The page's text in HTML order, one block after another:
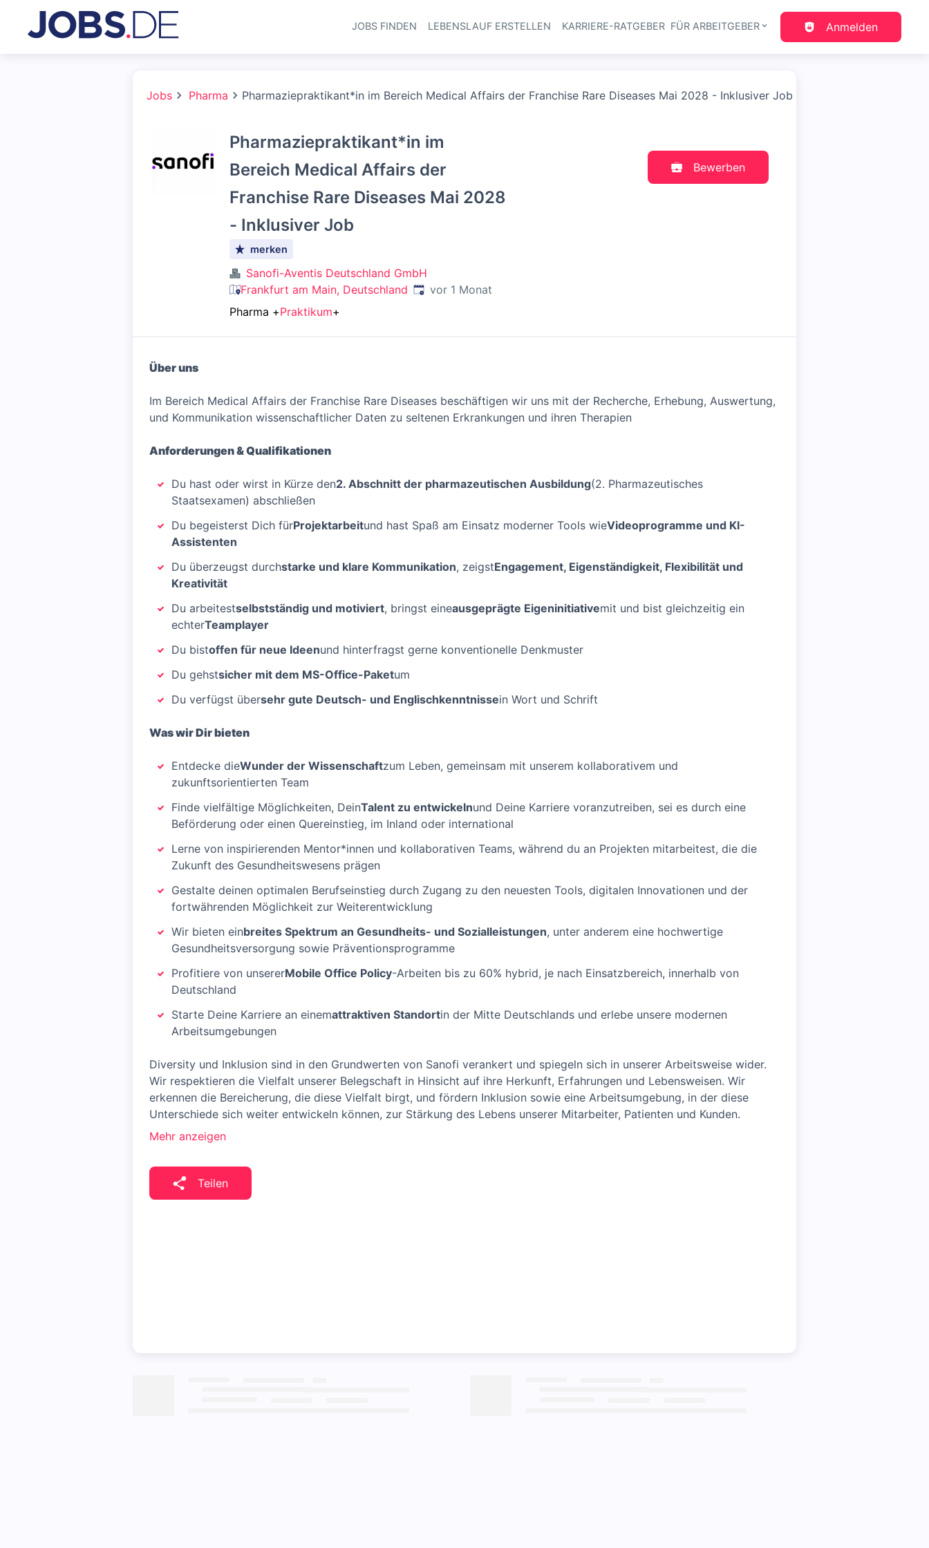
Haupt-Navigation
JOBS FINDEN LEBENSLAUF ERSTELLEN KARRIERE-RATGEBER FÜR ARBEITGEBER Anmelden
Jobs Pharma Pharmaziepraktikant*in im Bereich Medical Affairs der Franchise Rare Diseases Mai 2028 - Inklusiver Job
Pharmaziepraktikant*in im
Bereich Medical Affairs der
Franchise Rare Diseases Mai 2028
- Inklusiver Job
merken
Sanofi-Aventis Deutschland GmbH
Frankfurt am Main, Deutschland Veröffentlicht:
vor 1 Monat
Pharma +Praktikum+
Bewerben
Über uns
Im Bereich Medical Affairs der Franchise Rare Diseases beschäftigen wir uns mit der Recherche, Erhebung, Auswertung,
und Kommunikation wissenschaftlicher Daten zu seltenen Erkrankungen und ihren Therapien
Anforderungen & Qualifikationen
Du hast oder wirst in Kürze den2. Abschnitt der pharmazeutischen Ausbildung(2. Pharmazeutisches
Staatsexamen) abschließen
Du begeisterst Dich fürProjektarbeitund hast Spaß am Einsatz moderner Tools wieVideoprogramme und KI-
Assistenten
Du überzeugst durchstarke und klare Kommunikation, zeigstEngagement, Eigenständigkeit, Flexibilität und
Kreativität
Du arbeitestselbstständig und motiviert, bringst eineausgeprägte Eigeninitiativemit und bist gleichzeitig ein
echterTeamplayer
Du bistoffen für neue Ideenund hinterfragst gerne konventionelle Denkmuster
Du gehstsicher mit dem MS-Office-Paketum
Du verfügst übersehr gute Deutsch- und Englischkenntnissein Wort und Schrift
Was wir Dir bieten
Entdecke dieWunder der Wissenschaftzum Leben, gemeinsam mit unserem kollaborativem und
zukunftsorientierten Team
Finde vielfältige Möglichkeiten, DeinTalent zu entwickelnund Deine Karriere voranzutreiben, sei es durch eine
Beförderung oder einen Quereinstieg, im Inland oder international
Lerne von inspirierenden Mentor*innen und kollaborativen Teams, während du an Projekten mitarbeitest, die die
Zukunft des Gesundheitswesens prägen
Gestalte deinen optimalen Berufseinstieg durch Zugang zu den neuesten Tools, digitalen Innovationen und der
fortwährenden Möglichkeit zur Weiterentwicklung
Wir bieten einbreites Spektrum an Gesundheits- und Sozialleistungen, unter anderem eine hochwertige
Gesundheitsversorgung sowie Präventionsprogramme
Profitiere von unsererMobile Office Policy-Arbeiten bis zu 60% hybrid, je nach Einsatzbereich, innerhalb von
Deutschland
Starte Deine Karriere an einemattraktiven Standortin der Mitte Deutschlands und erlebe unsere modernen
Arbeitsumgebungen
Diversity und Inklusion sind in den Grundwerten von Sanofi verankert und spiegeln sich in unserer Arbeitsweise wider.
Wir respektieren die Vielfalt unserer Belegschaft in Hinsicht auf ihre Herkunft, Erfahrungen und Lebensweisen. Wir
erkennen die Bereicherung, die diese Vielfalt birgt, und fördern Inklusion sowie eine Arbeitsumgebung, in der diese
Unterschiede sich weiter entwickeln können, zur Stärkung des Lebens unserer Mitarbeiter, Patienten und Kunden.
Mehr anzeigen
Teilen